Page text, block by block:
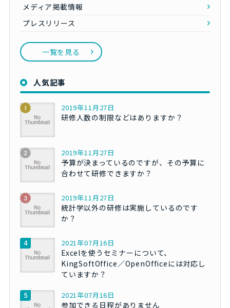
メディア掲載情報
プレスリリース
一覧を見る
人気記事
2019年11月27日
研修人数の制限などはありますか？
2019年11月27日
予算が決まっているのですが、その予算に
合わせて研修できますか？
2019年11月27日
統計学以外の研修は実施しているのです
か？
2021年07月16日
Excelを使うセミナーについて、
KingSoftOffice／OpenOfficeには対応し
ていますか？
2021年07月16日
参加できる日程がありません